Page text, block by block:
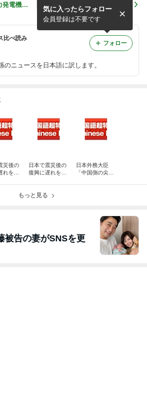
発電機再
日本森永が約３２万本の乳製
品を回収 リプトンのミルク
ティーなどを含む
比べ読み
のニュースを日本語に訳します。
気に入ったらフォロー
会員登録は不要です
フォロー
災後の
れを感
日本で震災後の
復興に遅れを感
日本外務大臣
「中国側の尖閣
もっと見る
被告の妻がSNSを更